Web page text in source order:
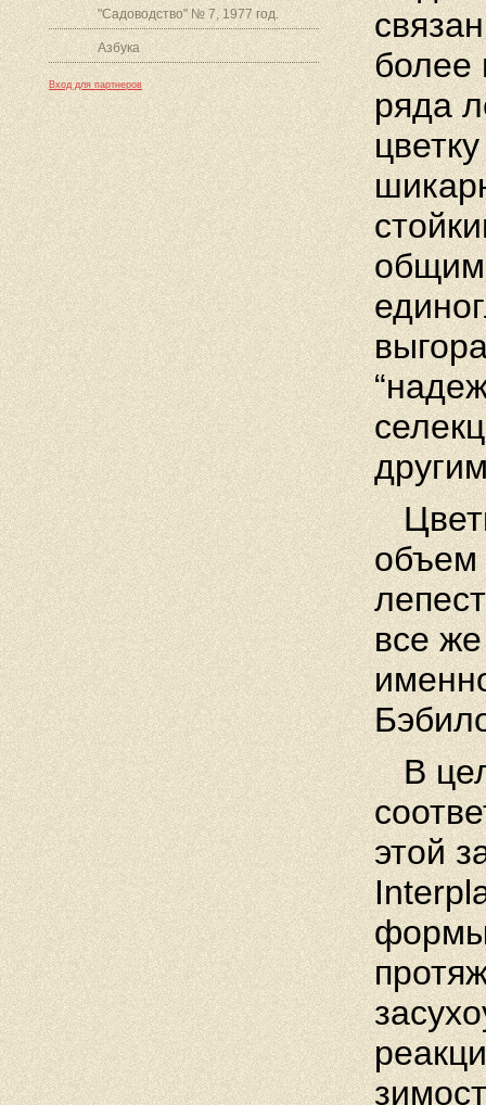
"Садоводство" № 7, 1977 год.
Азбука
Вход для партнеров
более
ряда
общим
объем
все
В
этой